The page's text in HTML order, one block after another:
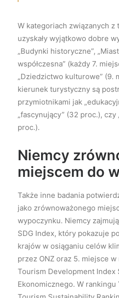
W kategoriach związanych z
uzyskały wyjątkowo dobre
„Budynki historyczne”,
współczesna” (każdy 7.
„Dziedzictwo kulturowe” (9.
kierunek turystyczny są
przymiotnikami jak
„fascynujący” (32 proc.), czy
proc.).
Niemcy
miejscem do
Także inne badania
jako zrównoważonego
wypoczynku. Niemcy
SDG Index, który pokazuje
krajów w osiąganiu celów
przez ONZ oraz 5. miejsce
Tourism Development Index
Ekonomicznego. W rankingu